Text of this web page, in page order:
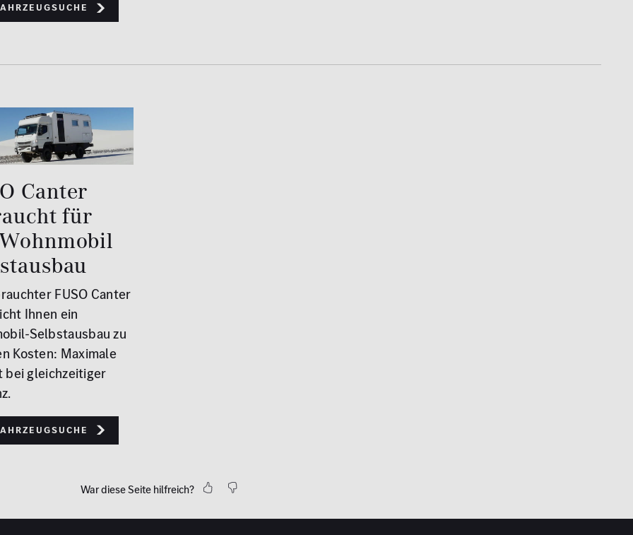
Canter
für
FUSO Canter
Ihnen ein
Selbstausbau zu
Kosten: Maximale
bei gleichzeitiger
War diese Seite hilfreich?